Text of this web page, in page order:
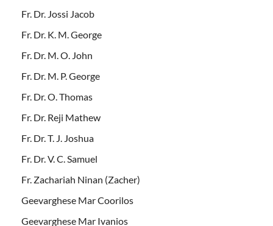
Fr. Dr. Jossi Jacob
Fr. Dr. K. M. George
Fr. Dr. M. O. John
Fr. Dr. M. P. George
Fr. Dr. O. Thomas
Fr. Dr. Reji Mathew
Fr. Dr. T. J. Joshua
Fr. Dr. V. C. Samuel
Fr. Zachariah Ninan (Zacher)
Geevarghese Mar Coorilos
Geevarghese Mar Ivanios